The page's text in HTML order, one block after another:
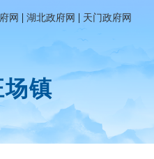
网 | 湖北政府网 | 天门政府网
场镇